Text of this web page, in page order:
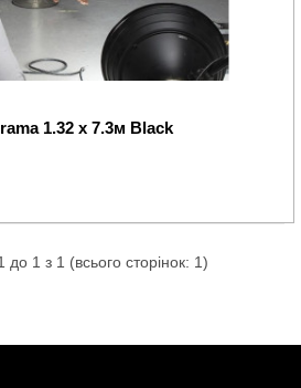
1.32 x 7.3м Black
до 1 з 1 (всього сторінок: 1)